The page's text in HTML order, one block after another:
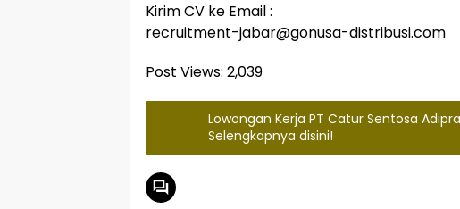
Kirim CV ke Email :
recruitment-jabar@gonusa-distribusi.com
Post Views: 2,039
Lowongan Kerja PT Catur Sentosa
Selengkapnya disini!